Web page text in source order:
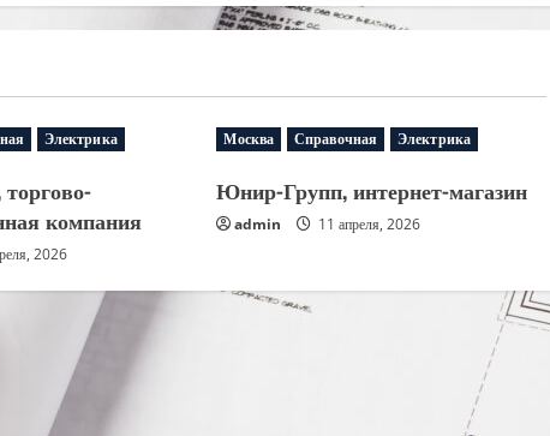
Электрика
компания
2026
Москва Справочная Электрика
Юнир-Групп, интернет-магазин
admin 11 апреля, 2026